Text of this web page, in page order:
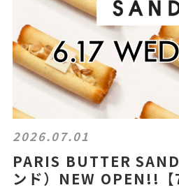
2026.07.01
PARIS BUTTER
ンド）NEW OPEN!!【